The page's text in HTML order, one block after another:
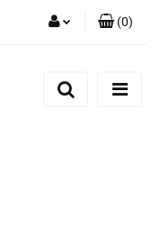
Zarejestruj się
(0)